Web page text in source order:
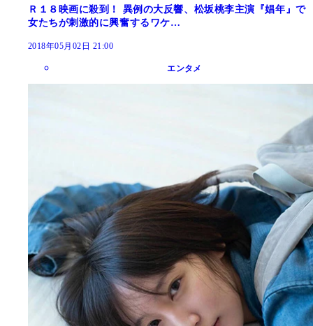
Ｒ１８映画に殺到！ 異例の大反響、松坂桃李主演『娼年』で
女たちが刺激的に興奮するワケ…
2018年05月02日 21:00
エンタメ